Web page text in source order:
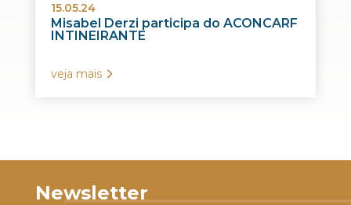
15.05.24
Misabel Derzi participa do ACONCARF
INTINEIRANTE
veja mais
Newsletter